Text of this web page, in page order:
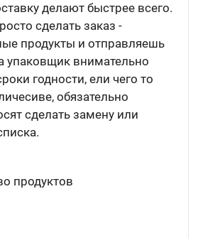
делают быстрее всего.
сделать заказ -
продукты и отправляешь
упаковщик внимательно
годности, ели чего то
обязательно
сделать замену или
продуктов